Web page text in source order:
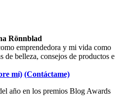
Rönnblad
emprendedora y mi vida como
de belleza, consejos de productos e
mí) (Contáctame)
año en los premios Blog Awards